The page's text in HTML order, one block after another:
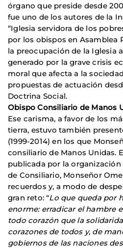
órgano que preside desde
fue uno de los autores de la
“Iglesia servidora de los
por los obispos en Asamblea
la preocupación de la Iglesia
generado por la grave crisis
moral que afecta a la
propuestas de actuación
Doctrina Social.
Obispo Consiliario de Manos
Ese carisma, a favor de los
tierra, estuvo también
(1999-2014) en los que
consiliario de Manos Unidas.
publicada por la
de Consiliario, Monseñor
recuerdos y, a modo de
gran reto: “Lo que queda por
enorme: erradicar el hambre
todo corazón que la
corazones de todos y, de
gobiernos de las naciones